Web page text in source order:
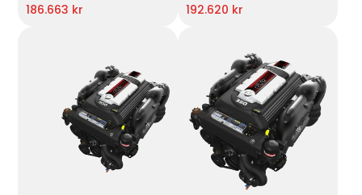
186.663 kr 192.620 kr